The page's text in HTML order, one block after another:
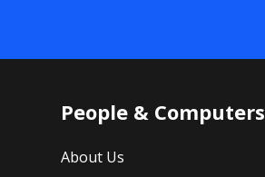
People & Computers
About Us